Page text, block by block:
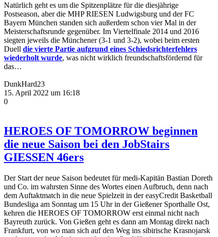
Natürlich geht es um die Spitzenplätze für die diesjährige
Postseason, aber die MHP RIESEN Ludwigsburg und der FC
Bayern München standen sich außerdem schon vier Mal in der
Meisterschaftsrunde gegenüber. Im Viertelfinale 2014 und 2016
siegten jeweils die Münchener (3-1 und 3-2), wobei beim ersten
Duell die vierte Partie aufgrund eines Schiedsrichterfehlers
wiederholt wurde, was nicht wirklich freundschaftsfördernd für
das…
DunkHard23
15. April 2022 um 16:18
0
HEROES OF TOMORROW beginnen
die neue Saison bei den JobStairs
GIESSEN 46ers
Der Start der neue Saison bedeutet für medi-Kapitän Bastian Doreth
und Co. im wahrsten Sinne des Wortes einen Aufbruch, denn nach
dem Auftaktmatch in die neue Spielzeit in der easyCredit Basketball
Bundesliga am Sonntag um 15 Uhr in der Gießener Sporthalle Ost,
kehren die HEROES OF TOMORROW erst einmal nicht nach
Bayreuth zurück. Von Gießen geht es dann am Montag direkt nach
Frankfurt, von wo man sich auf den Weg ins sibirische Krasnojarsk